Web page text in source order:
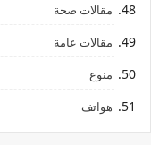
مقالات صحة
مقالات عامة
منوع
هواتف